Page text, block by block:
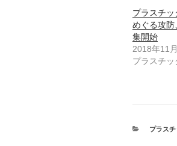
t
t
e
r
で
共
有
(
で
開
共
有
す
は
ク
リ
(
新
プラスチ
めぐる攻防
集開始
2018年11
プラスチッ
カ
プラスチ